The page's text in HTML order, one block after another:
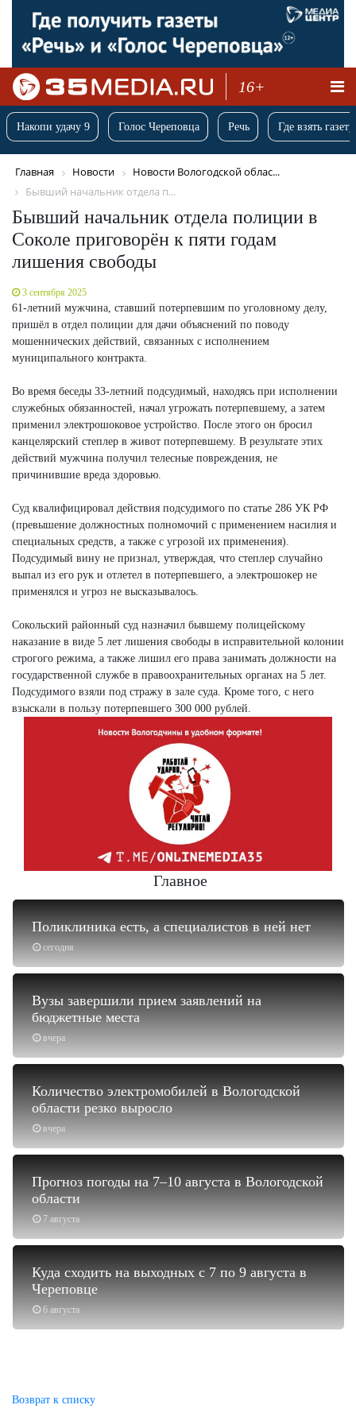
16+
Накопи удачу 9 Голос Череповца Речь Где взять
Главная Новости
Новости Вологодской облас...
Бывший начальник отдела п...
Бывший начальник отдела полиции в
Соколе приговорён к пяти годам
лишения свободы
3 сентября 2025
61-летний мужчина, ставший потерпевшим по уголовному делу,
пришёл в отдел полиции для дачи объяснений по поводу
мошеннических действий, связанных с исполнением
муниципального контракта.
Во время беседы 33-летний подсудимый, находясь при исполнении
служебных обязанностей, начал угрожать потерпевшему, а затем
применил электрошоковое устройство. После этого он бросил
канцелярский степлер в живот потерпевшему. В результате этих
действий мужчина получил телесные повреждения, не
причинившие вреда здоровью.
Суд квалифицировал действия подсудимого по статье 286 УК РФ
(превышение должностных полномочий с применением насилия и
специальных средств, а также с угрозой их применения).
Подсудимый вину не признал, утверждая, что степлер случайно
выпал из его рук и отлетел в потерпевшего, а электрошокер не
применялся и угроз не высказывалось.
Сокольский районный суд назначил бывшему полицейскому
наказание в виде 5 лет лишения свободы в исправительной колонии
строгого режима, а также лишил его права занимать должности на
государственной службе в правоохранительных органах на 5 лет.
Подсудимого взяли под стражу в зале суда. Кроме того, с него
взыскали в пользу потерпевшего 300 000 рублей.
Главное
сегодня
Поликлиника есть, а специалистов в ней нет
вчера
Вузы завершили прием заявлений на
бюджетные места
вчера
Количество электромобилей в Вологодской
области резко выросло
7 августа
Прогноз погоды на 7–10 августа в Вологодской
области
6 августа
Куда сходить на выходных с 7 по 9 августа в
Череповце
Возврат к списку